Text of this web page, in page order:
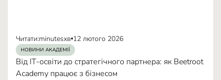
Читати:minutesхв 12 лютого 2026
НОВИНИ АКАДЕМІЇ
Від IT-освіти до стратегічного партнера: як Beetroot
Academy працює з бізнесом